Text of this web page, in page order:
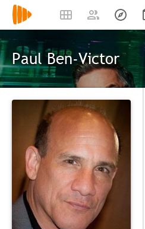
Paul Ben-Victor